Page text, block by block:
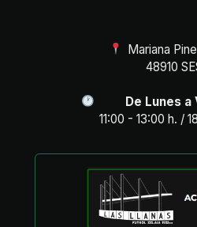
Mariana
48910
De Lunes a
11:00 - 13:00 h. /